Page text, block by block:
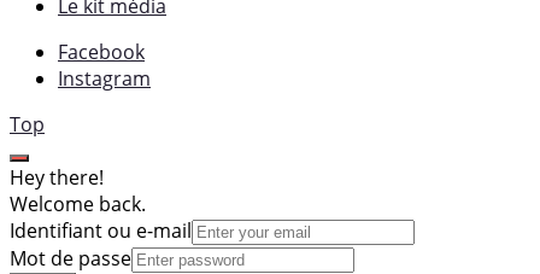
Le kit média
Facebook
Instagram
Top
Hey there!
Welcome back.
Identifiant ou e-mail
Mot de passe